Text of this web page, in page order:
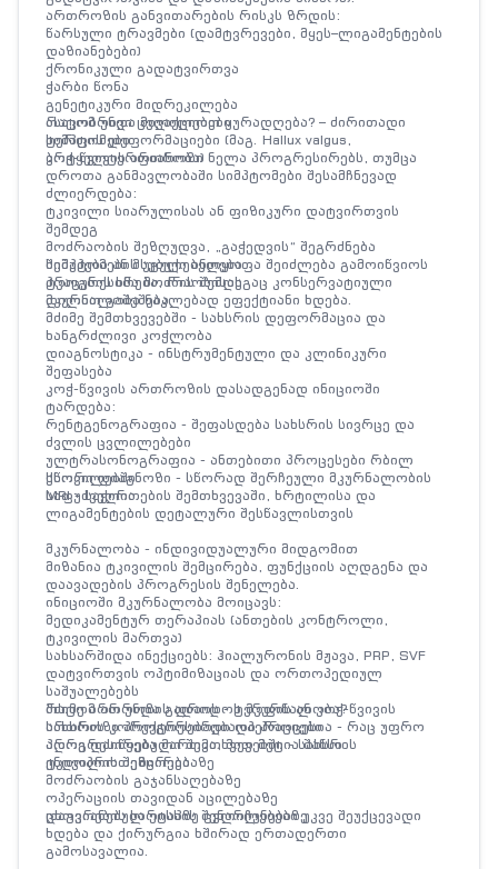
ართროზის განვითარების რისკს ზრდის:
წარსული ტრავმები (დამტვრევები, მყეს–ლიგამენტების
დაზიანებები)
ქრონიკული გადატვირთვა
ჭარბი წონა
გენეტიკური მიდრეკილება
ასაკობრივი ცვლილებები
ტერფის დეფორმაციები (მაგ. Hallux valgus
ბრტყელტერფიანობა)
რატომ უნდა მივაქციოთ ყურადღება? – ძირითადი
სიმპტომები
კოჭ-წვივის ართროზი ნელა პროგრესირებს, თუმცა
დროთა განმავლობაში სიმპტომები შესამჩნევად
ძლიერდება:
ტკივილი სიარულისას ან ფიზიკური დატვირთვის
შემდეგ
მოძრაობის შეზღუდვა, „გაჭედვის“ შეგრძნება
შეშუპება ან მსუბუქი ანთება
ტკაცუნის ხმა მოძრაობისას
დილით გაშეშება
მძიმე შემთხვევებში - სახსრის დეფორმაცია და
ხანგრძლივი კოჭლობა
სიმპტომების უგულებელყოფა შეიძლება გამოიწვიოს
პროგრესირება, რის შემდეგაც კონსერვატიული
მკურნალობა ნაკლებად ეფექტიანი ხდება.
დიაგნოსტიკა - ინსტრუმენტული და კლინიკური
შეფასება
კოჭ-წვივის ართროზის დასადგენად ინიციოში
ტარდება:
რენტგენოგრაფია - შეფასდება სახსრის სივრცე და
ძვლის ცვლილებები
ულტრასონოგრაფია - ანთებითი პროცესები რბილ
ქსოვილებში
MRI- საჭიროების შემთხვევაში, ხრტილისა და
ლიგამენტების დეტალური შესწავლისთვის
სწორი დიაგნოზი - სწორად შერჩეული მკურნალობის
საფუძველია.
მკურნალობა - ინდივიდუალური მიდგომით
მიზანია ტკივილის შემცირება, ფუნქციის აღდგენა და
დაავადების პროგრესის შენელება.
ინიციოში მკურნალობა მოიცავს:
მედიკამენტურ თერაპიას (ანთების კონტროლი,
ტკივილის მართვა)
სახსარშიდა ინექციებს: ჰიალურონის მჟავა, PRP, SVF
დატვირთვის ოპტიმიზაციას და ორთოპედიულ
საშუალებებს
მძიმე ართროზის დროს -ტერფის ან კოჭ-წვივის
სახსრის კორექტირებადი ოპერაციები
პროგრესირებული შემთხვევებში -სახსრის
ენდოპროთეზირება
რატომ არ უნდა გადაიდოს მკურნალობა?
ართროზი პროგრესირებადი პროცესია - რაც უფრო
ადრე დაიწყება მართვა, მით მეტია შანსი:
ტკივილის შემცირებაზე
მოძრაობის გაჯანსაღებაზე
ოპერაციის თავიდან აცილებაზე
ცხოვრების ხარისხის შენარჩუნებაზე
დაგვიანებულ ეტაპზე ცვლილებები უკვე შეუქცევადი
ხდება და ქირურგია ხშირად ერთადერთი
გამოსავალია.